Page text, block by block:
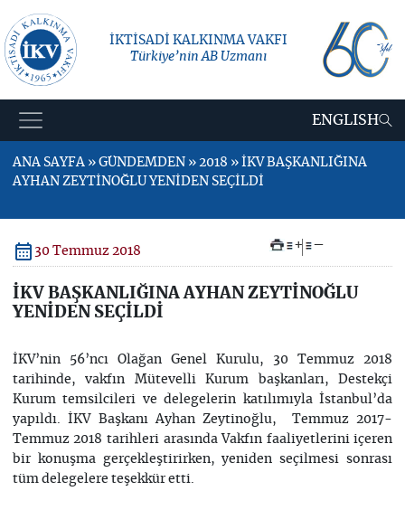
İKTİSADİ KALKINMA VAKFI
Türkiye’nin AB Uzmanı
ENGLISH
ANA SAYFA » GÜNDEMDEN » 2018 » İKV BAŞKANLIĞINA
AYHAN ZEYTİNOĞLU YENİDEN SEÇİLDİ
30 Temmuz 2018 + –
İKV BAŞKANLIĞINA AYHAN ZEYTİNOĞLU
YENİDEN SEÇİLDİ
İKV’nin 56’ncı Olağan Genel Kurulu, 30 Temmuz 2018
tarihinde, vakfın Mütevelli Kurum başkanları, Destekçi
Kurum temsilcileri ve delegelerin katılımıyla İstanbul’da
yapıldı. İKV Başkanı Ayhan Zeytinoğlu, Temmuz 2017-
Temmuz 2018 tarihleri arasında Vakfın faaliyetlerini içeren
bir konuşma gerçekleştirirken, yeniden seçilmesi sonrası
tüm delegelere teşekkür etti.